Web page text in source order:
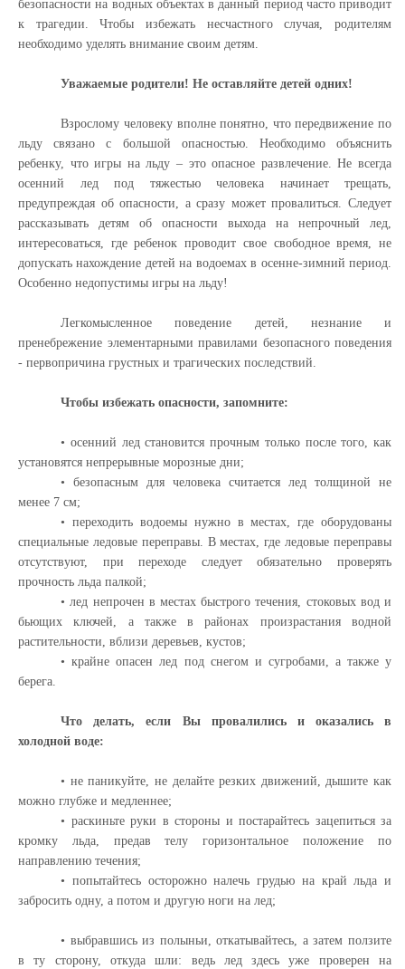
безопасности на водных объектах в данный период часто приводит
к трагедии. Чтобы избежать несчастного случая, родителям
необходимо уделять внимание своим детям.
Уважаемые родители! Не оставляйте детей одних!
Взрослому человеку вполне понятно, что передвижение по
льду связано с большой опасностью. Необходимо объяснить
ребенку, что игры на льду – это опасное развлечение. Не всегда
осенний лед под тяжестью человека начинает трещать,
предупреждая об опасности, а сразу может провалиться. Следует
рассказывать детям об опасности выхода на непрочный лед,
интересоваться, где ребенок проводит свое свободное время, не
допускать нахождение детей на водоемах в осенне-зимний период.
Особенно недопустимы игры на льду!
Легкомысленное поведение детей, незнание и
пренебрежение элементарными правилами безопасного поведения
- первопричина грустных и трагических последствий.
Чтобы избежать опасности, запомните:
• осенний лед становится прочным только после того, как
установятся непрерывные морозные дни;
• безопасным для человека считается лед толщиной не
менее 7 см;
• переходить водоемы нужно в местах, где оборудованы
специальные ледовые переправы. В местах, где ледовые переправы
отсутствуют, при переходе следует обязательно проверять
прочность льда палкой;
• лед непрочен в местах быстрого течения, стоковых вод и
бьющих ключей, а также в районах произрастания водной
растительности, вблизи деревьев, кустов;
• крайне опасен лед под снегом и сугробами, а также у
берега.
Что делать, если Вы провалились и оказались в
холодной воде:
• не паникуйте, не делайте резких движений, дышите как
можно глубже и медленнее;
• раскиньте руки в стороны и постарайтесь зацепиться за
кромку льда, предав телу горизонтальное положение по
направлению течения;
• попытайтесь осторожно налечь грудью на край льда и
забросить одну, а потом и другую ноги на лед;
• выбравшись из полыньи, откатывайтесь, а затем ползите
в ту сторону, откуда шли: ведь лед здесь уже проверен на